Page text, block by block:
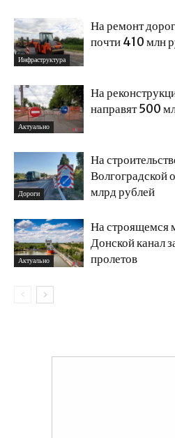
Инфраструктура
На ремонт
почти 410 млн
Актуально
На
направят 500
Дороги
На
Волгоградской
млрд рублей
Актуально
На строящемся
Донской канал
пролетов